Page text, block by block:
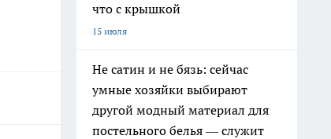
что с крышкой
15 июля
Не сатин и не бязь: сейчас
умные хозяйки выбирают
другой модный материал для
постельного белья — служит